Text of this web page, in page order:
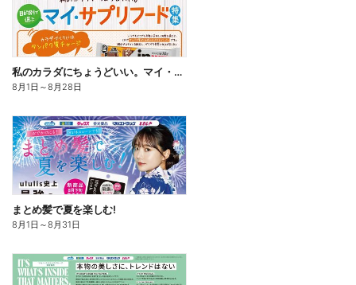
私のカラダにちょうどいい。マイ・サプリフード
8月1日 ～8月28日
まとめ髪で夏を楽しむ!
8月1日 ～8月31日